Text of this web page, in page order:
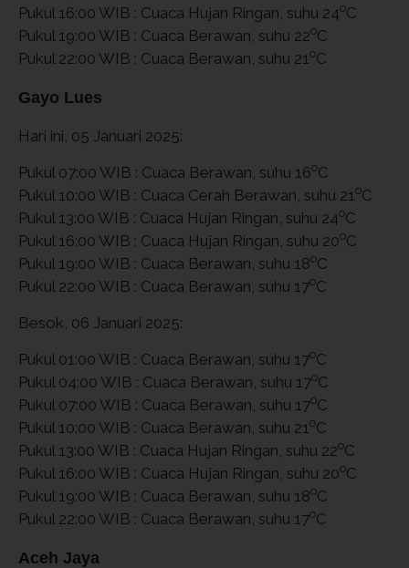
Pukul 16:00 WIB : Cuaca Hujan Ringan, suhu 24oC
Pukul 19:00 WIB : Cuaca Berawan, suhu 22oC
Pukul 22:00 WIB : Cuaca Berawan, suhu 21 oC
Gayo Lues
Hari ini, 05 Januari 2025:
Pukul 07:00 WIB : Cuaca Berawan, suhu 16oC
Pukul 10:00 WIB : Cuaca Cerah Berawan, suhu 21 oC
Pukul 13:00 WIB : Cuaca Hujan Ringan, suhu 24oC
Pukul 16:00 WIB : Cuaca Hujan Ringan, suhu 20oC
Pukul 19:00 WIB : Cuaca Berawan, suhu 18oC
Pukul 22:00 WIB : Cuaca Berawan, suhu 17oC
Besok, 06 Januari 2025:
Pukul 01:00 WIB : Cuaca Berawan, suhu 17oC
Pukul 04:00 WIB : Cuaca Berawan, suhu 17oC
Pukul 07:00 WIB : Cuaca Berawan, suhu 17oC
Pukul 10:00 WIB : Cuaca Berawan, suhu 21 oC
Pukul 13:00 WIB : Cuaca Hujan Ringan, suhu 22oC
Pukul 16:00 WIB : Cuaca Hujan Ringan, suhu 20oC
Pukul 19:00 WIB : Cuaca Berawan, suhu 18oC
Pukul 22:00 WIB : Cuaca Berawan, suhu 17oC
Aceh Jaya